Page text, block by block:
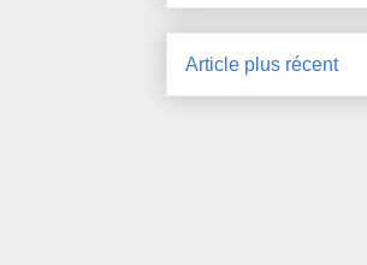
Article plus récent